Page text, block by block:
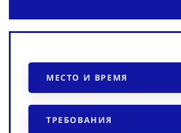
МЕСТО И ВРЕМЯ
ТРЕБОВАНИЯ